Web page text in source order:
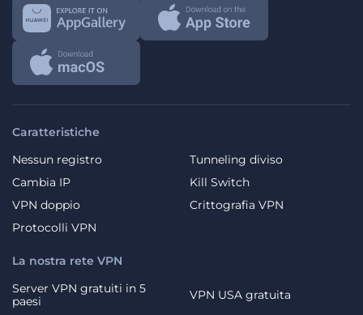
Caratteristiche
Nessun registro
Tunneling diviso
Cambia IP
Kill Switch
VPN doppio
Crittografia VPN
Protocolli VPN
La nostra rete VPN
Server VPN gratuiti in 5
paesi
VPN USA gratuita